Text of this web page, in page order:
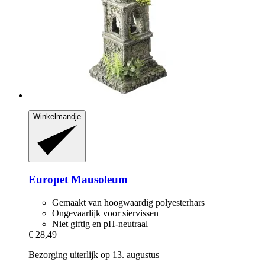
Winkelmandje
EuropetMausoleum
Gemaakt van hoogwaardig polyesterhars
Ongevaarlijk voor siervissen
Niet giftig en pH-neutraal
€ 28,49
Bezorging uiterlijk op 13. augustus